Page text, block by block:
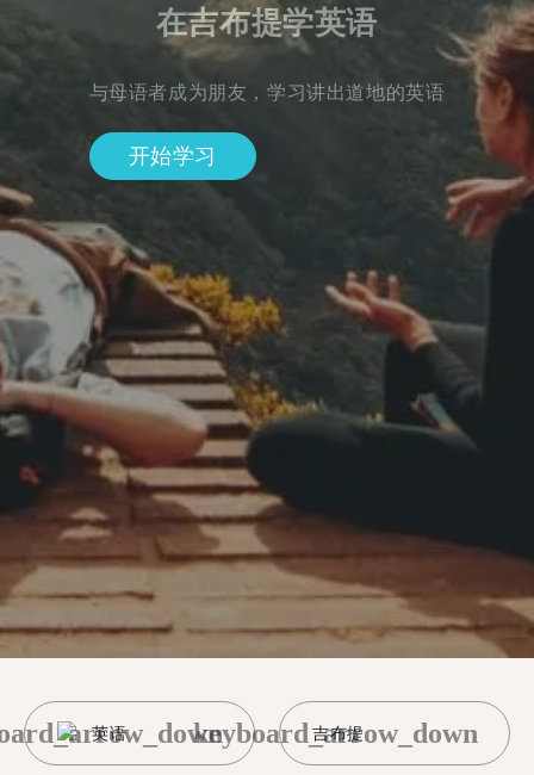
在吉布提学英语
与母语者成为朋友，学习讲出道地的英语
开始学习
英语 吉布提
keyboard_arrow_down